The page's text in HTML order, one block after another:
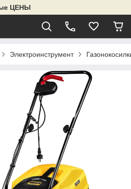
ЦЕНЫ
Электроинструмент